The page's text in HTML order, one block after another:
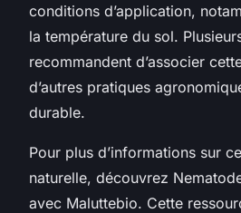
conditions d’application,
la température du sol.
recommandent d’associer
d’autres pratiques
durable.
Pour plus d’informations sur
naturelle, découvrez
avec Maluttebio. Cette